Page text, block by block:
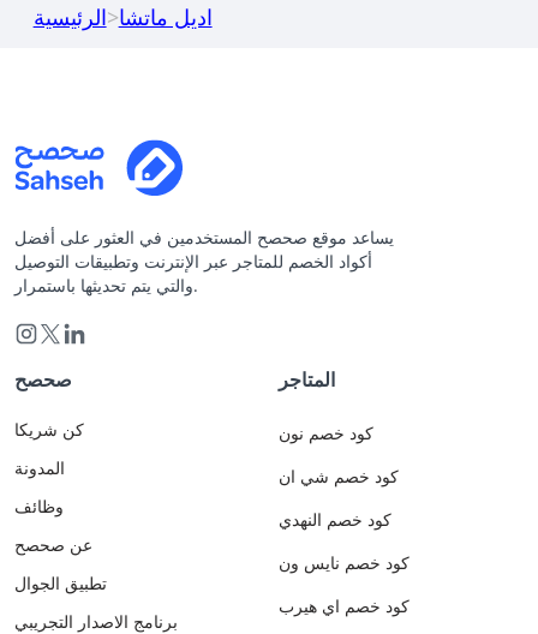
الرئيسية>اديل ماتشا
يساعد موقع صحصح المستخدمين في العثور على أفضل
أكواد الخصم للمتاجر عبر الإنترنت وتطبيقات التوصيل
والتي يتم تحديثها باستمرار.
صحصح
كن شريكا
المدونة
وظائف
عن صحصح
تطبيق الجوال
برنامج الاصدار التجريبي
المتاجر
كود خصم نون
كود خصم شي ان
كود خصم النهدي
كود خصم نايس ون
كود خصم اي هيرب